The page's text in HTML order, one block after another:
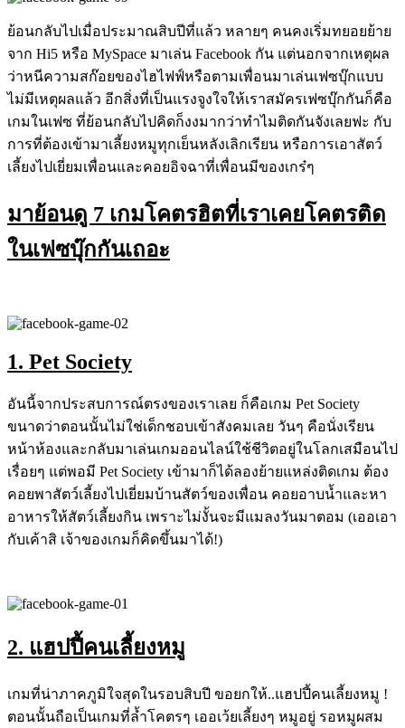
ย้อนกลับไปเมื่อประมาณสิบปีที่แล้ว หลายๆ คนคงเริ่มทยอยย้าย
จาก Hi5 หรือ MySpace มาเล่น Facebook กัน แต่นอกจากเหตุผล
ว่าหนีความสก๊อยของไฮไฟฟ์หรือตามเพื่อนมาเล่นเฟซบุ๊กแบบ
ไม่มีเหตุผลแล้ว อีกสิ่งที่เป็นแรงจูงใจให้เราสมัครเฟซบุ๊กกันก็คือ
เกมในเฟซ ที่ย้อนกลับไปคิดก็งงมากว่าทำไมติดกันจังเลยฟะ กับ
การที่ต้องเข้ามาเลี้ยงหมูทุกเย็นหลังเลิกเรียน หรือการเอาสัตว์
เลี้ยงไปเยี่ยมเพื่อนและคอยอิจฉาที่เพื่อนมีของเกร๋ๆ
มาย้อนดู 7 เกมโคตรฮิตที่เราเคยโคตรติด
ในเฟซบุ๊กกันเถอะ
1. Pet Society
อันนี้จากประสบการณ์ตรงของเราเลย ก็คือเกม Pet Society
ขนาดว่าตอนนั้นไม่ใช่เด็กชอบเข้าสังคมเลย วันๆ คือนั่งเรียน
หน้าห้องและกลับมาเล่นเกมออนไลน์ใช้ชีวิตอยู่ในโลกเสมือนไป
เรื่อยๆ แต่พอมี Pet Society เข้ามาก็ได้ลองย้ายแหล่งติดเกม ต้อง
คอยพาสัตว์เลี้ยงไปเยี่ยมบ้านสัตว์ของเพื่อน คอยอาบน้ำและหา
อาหารให้สัตว์เลี้ยงกิน เพราะไม่งั้นจะมีแมลงวันมาตอม (เออเอา
กับเค้าสิ เจ้าของเกมก็คิดขึ้นมาได้!)
2. แฮปปี้คนเลี้ยงหมู
เกมที่น่าภาคภูมิใจสุดในรอบสิบปี ขอยกให้..แฮปปี้คนเลี้ยงหมู !
ตอนนั้นถือเป็นเกมที่ล้ำโคตรๆ เออเว้ยเลี้ยงๆ หมูอยู่ รอหมูผสม